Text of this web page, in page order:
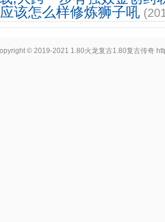
该怎么样修炼狮子吼
© 2019-2021 1.80火龙复古1.80复古传奇